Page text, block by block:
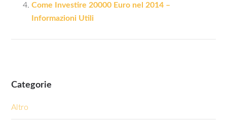
Come Investire 20000 Euro nel 2014 –
Informazioni Utili
Categorie
Altro